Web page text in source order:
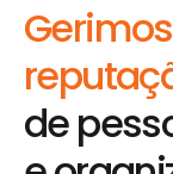
de